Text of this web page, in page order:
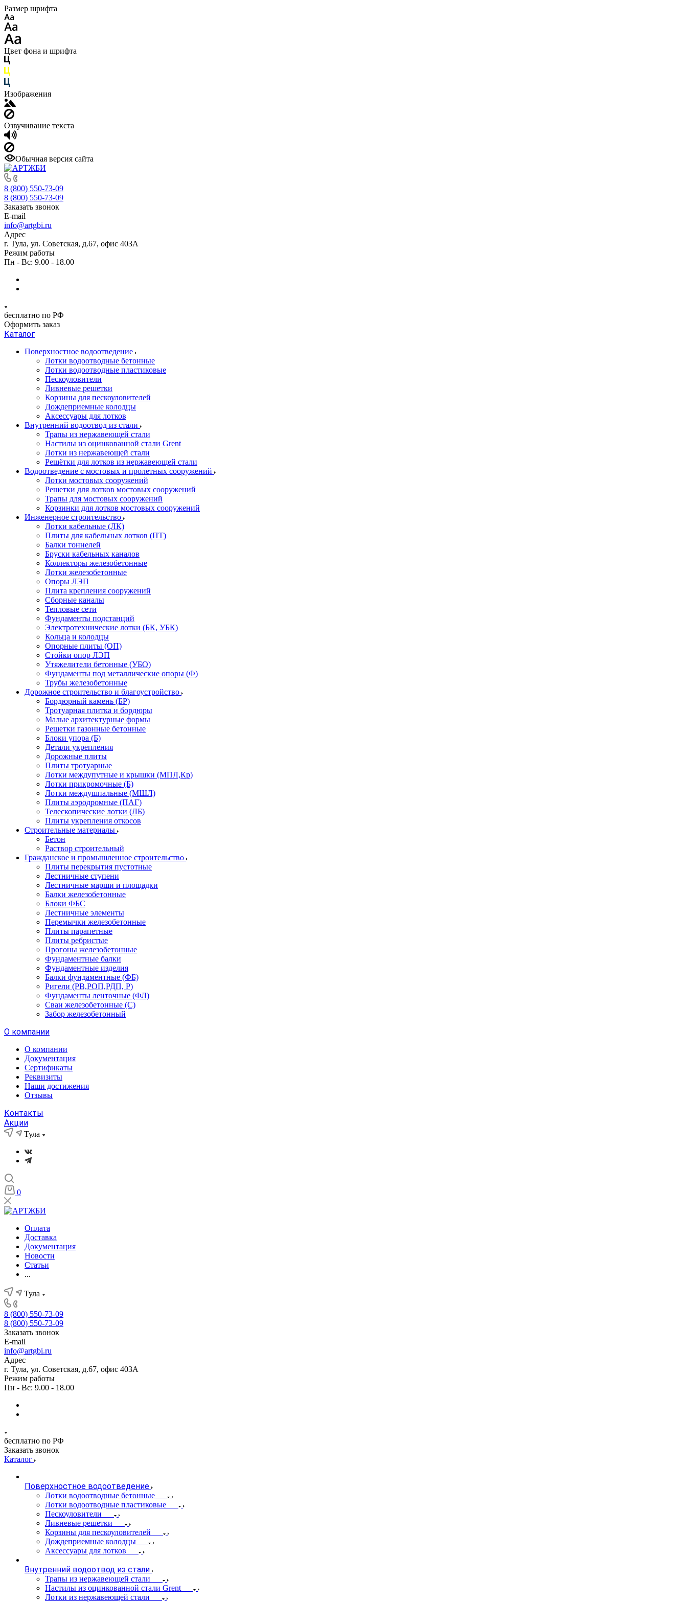
Размер шрифта
Цвет фона и шрифта
Изображения
Озвучивание текста
Обычная версия сайта
8 (800) 550-73-09
8 (800) 550-73-09
Заказать звонок
E-mail
info@artgbi.ru
Адрес
г. Тула, ул. Советская, д.67, офис 403А
Режим работы
Пн - Вс: 9.00 - 18.00
бесплатно по РФ
Оформить заказ
Каталог
Поверхностное водоотведение
Лотки водоотводные бетонные
Лотки водоотводные пластиковые
Пескоуловители
Ливневые решетки
Корзины для пескоуловителей
Дождеприемные колодцы
Аксессуары для лотков
Внутренний водоотвод из стали
Трапы из нержавеющей стали
Настилы из оцинкованной стали Grent
Лотки из нержавеющей стали
Решётки для лотков из нержавеющей стали
Водоотведение с мостовых и пролетных сооружений
Лотки мостовых сооружений
Решетки для лотков мостовых сооружений
Трапы для мостовых сооружений
Корзинки для лотков мостовых сооружений
Инженерное строительство
Лотки кабельные (ЛК)
Плиты для кабельных лотков (ПТ)
Балки тоннелей
Бруски кабельных каналов
Коллекторы железобетонные
Лотки железобетонные
Опоры ЛЭП
Плита крепления сооружений
Сборные каналы
Тепловые сети
Фундаменты подстанций
Электротехнические лотки (БК, УБК)
Кольца и колодцы
Опорные плиты (ОП)
Стойки опор ЛЭП
Утяжелители бетонные (УБО)
Фундаменты под металлические опоры (Ф)
Трубы железобетонные
Дорожное строительство и благоустройство
Бордюрный камень (БР)
Тротуарная плитка и бордюры
Малые архитектурные формы
Решетки газонные бетонные
Блоки упора (Б)
Детали укрепления
Дорожные плиты
Плиты тротуарные
Лотки междупутные и крышки (МПЛ,Кр)
Лотки прикромочные (Б)
Лотки междушпальные (МШЛ)
Плиты аэродромные (ПАГ)
Телескопические лотки (ЛБ)
Плиты укрепления откосов
Строительные материалы
Бетон
Раствор строительный
Гражданское и промышленное строительство
Плиты перекрытия пустотные
Лестничные ступени
Лестничные марши и площадки
Балки железобетонные
Блоки ФБС
Лестничные элементы
Перемычки железобетонные
Плиты парапетные
Плиты ребристые
Прогоны железобетонные
Фундаментные балки
Фундаментные изделия
Балки фундаментные (ФБ)
Ригели (РВ,РОП,РДП, Р)
Фундаменты ленточные (ФЛ)
Сваи железобетонные (С)
Забор железобетонный
О компании
О компании
Документация
Сертификаты
Реквизиты
Наши достижения
Отзывы
Контакты
Акции
Тула
0
Оплата
Доставка
Документация
Новости
Статьи
...
Тула
8 (800) 550-73-09
8 (800) 550-73-09
Заказать звонок
E-mail
info@artgbi.ru
Адрес
г. Тула, ул. Советская, д.67, офис 403А
Режим работы
Пн - Вс: 9.00 - 18.00
бесплатно по РФ
Заказать звонок
Каталог
Поверхностное водоотведение
Лотки водоотводные бетонные
Лотки водоотводные пластиковые
Пескоуловители
Ливневые решетки
Корзины для пескоуловителей
Дождеприемные колодцы
Аксессуары для лотков
Внутренний водоотвод из стали
Трапы из нержавеющей стали
Настилы из оцинкованной стали Grent
Лотки из нержавеющей стали